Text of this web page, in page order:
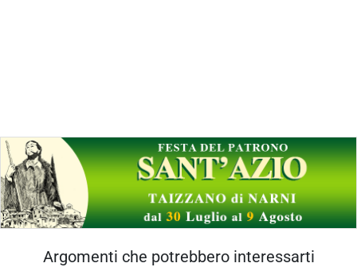
Argomenti che potrebbero interessarti